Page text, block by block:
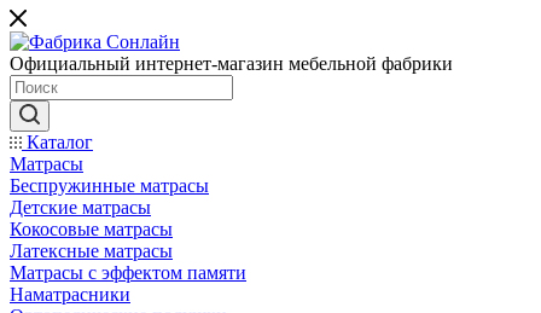
Официальный интернет-магазин мебельной фабрики
Каталог
Матрасы
Беспружинные матрасы
Детские матрасы
Кокосовые матрасы
Латексные матрасы
Матрасы с эффектом памяти
Наматрасники